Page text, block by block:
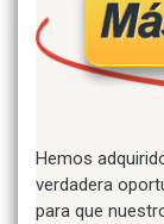
Hemos
verdadera
para que